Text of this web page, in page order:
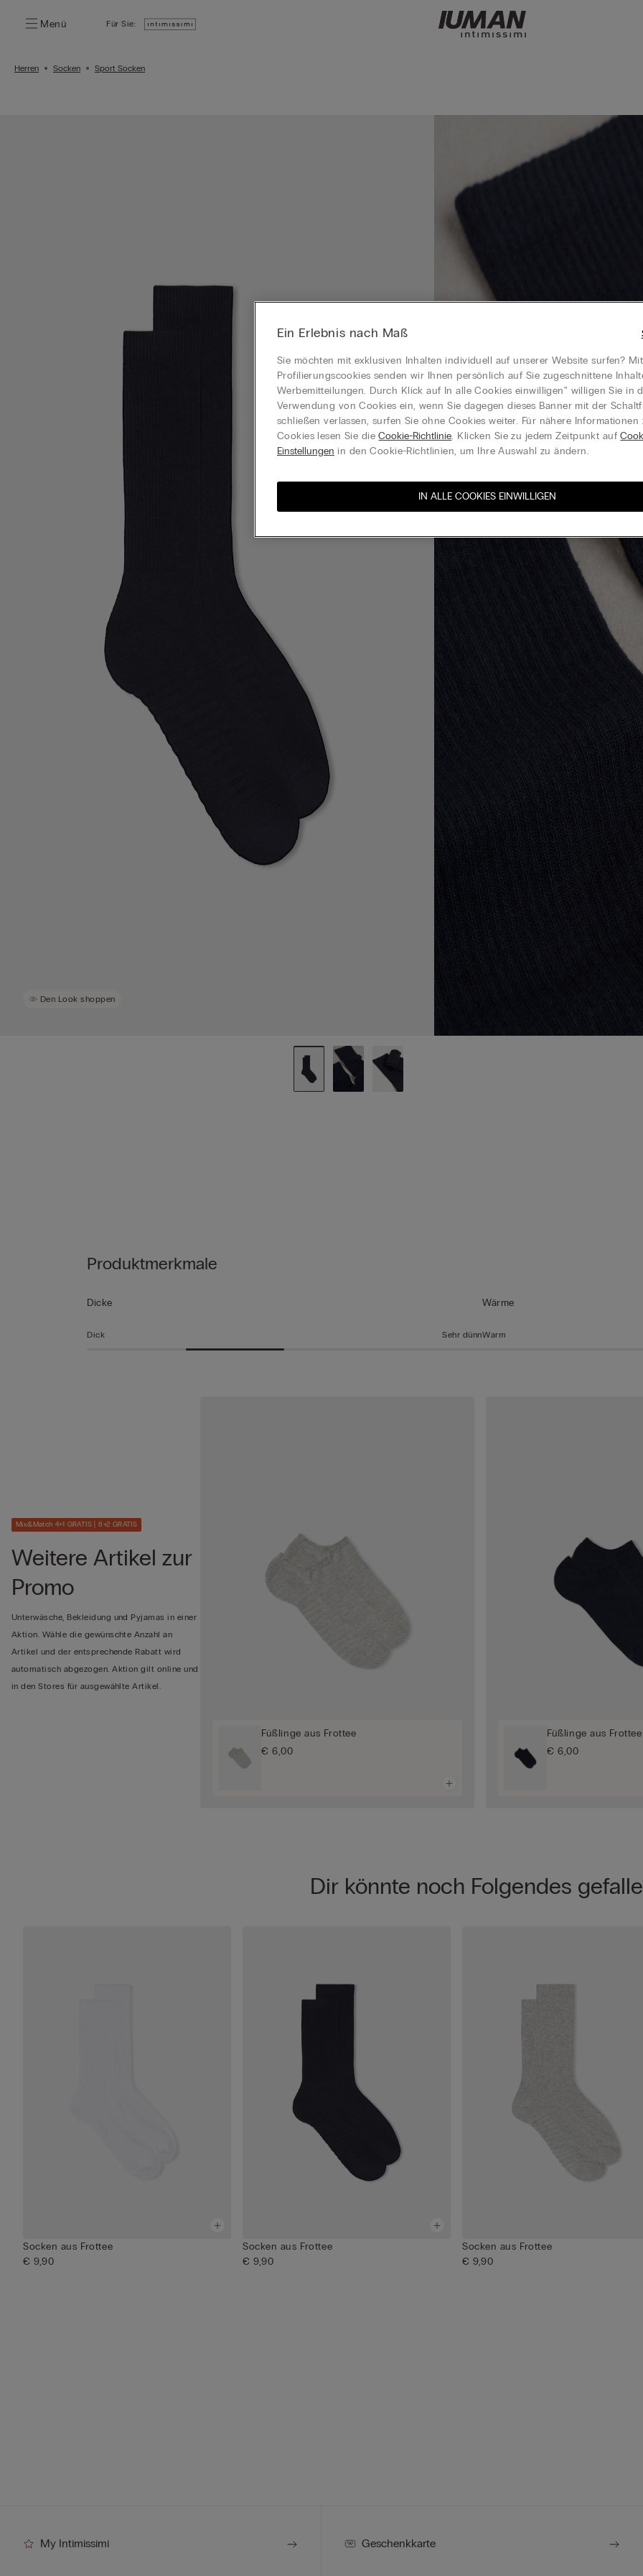
Menü Für Sie:
Herren Socken Sport Socken
Den Look shoppen
Produktmerkmale
Dicke
Dick Sehr dünn
Wärme
Warm
Mix&Match 4+1 GRATIS | 6+2 GRATIS
Weitere Artikel zur
Promo
Unterwäsche, Bekleidung und Pyjamas in einer
Aktion. Wähle die gewünschte Anzahl an
Artikel und der entsprechende Rabatt wird
automatisch abgezogen. Aktion gilt online und
in den Stores für ausgewählte Artikel.
Füßlinge aus Frottee
€ 6,00
Füßlinge aus Frottee
€ 6,00
Dir könnte noch Folgendes
Socken aus Frottee
€ 9,90
Socken aus Frottee
€ 9,90
Socken aus Frottee
€ 9,90
My Intimissimi Geschenkkarte
Ein Erlebnis nach Maß
Sie möchten mit exklusiven Inhalten individuell auf unserer Website surfen?
Profilierungscookies senden wir Ihnen persönlich auf Sie zugeschnittene
Werbemitteilungen. Durch Klick auf In alle Cookies einwilligen‟ willigen Sie in
Verwendung von Cookies ein, wenn Sie dagegen dieses Banner mit der
schließen verlassen, surfen Sie ohne Cookies weiter. Für nähere Informationen
Cookies lesen Sie dieCookie-Richtlinie. Klicken Sie zu jedem Zeitpunkt auf
Einstellungen in den Cookie-Richtlinien, um Ihre Auswahl zu ändern.
IN ALLE COOKIES EINWILLIGEN